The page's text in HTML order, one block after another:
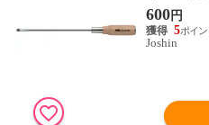
クスツー
600円
5
Joshin